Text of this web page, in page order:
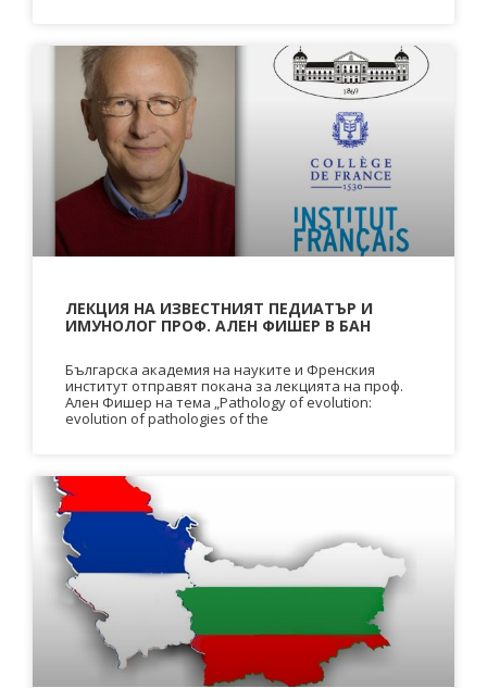
ЛЕКЦИЯ НА ИЗВЕСТНИЯТ ПЕДИАТЪР И
ИМУНОЛОГ ПРОФ. АЛЕН ФИШЕР В БАН
Българска академия на науките и Френския
институт отправят покана за лекцията на проф.
Ален Фишер на тема „Pathology of evolution:
evolution of pathologies of the